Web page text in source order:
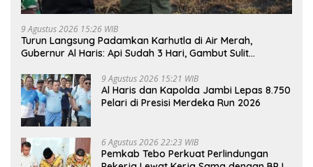
9 Agustus 2026 15:26 WIB
Turun Langsung Padamkan Karhutla di Air Merah,
Gubernur Al Haris: Api Sudah 3 Hari, Gambut Sulit
9 Agustus 2026 15:21 WIB
Al Haris dan Kapolda Jambi Lepas 8.750
Pelari di Presisi Merdeka Run 2026
6 Agustus 2026 22:23 WIB
Pemkab Tebo Perkuat Perlindungan